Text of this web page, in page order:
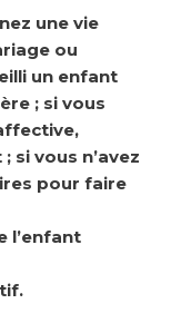
une vie
ou
un enfant
; si vous
si vous n’avez
pour faire
l’enfant